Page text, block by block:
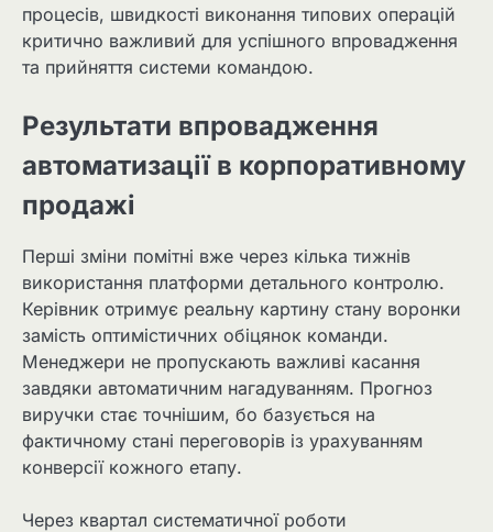
процесів, швидкості виконання типових операцій
критично важливий для успішного впровадження
та прийняття системи командою.
Результати впровадження
автоматизації в корпоративному
продажі
Перші зміни помітні вже через кілька тижнів
використання платформи детального контролю.
Керівник отримує реальну картину стану воронки
замість оптимістичних обіцянок команди.
Менеджери не пропускають важливі касання
завдяки автоматичним нагадуванням. Прогноз
виручки стає точнішим, бо базується на
фактичному стані переговорів із урахуванням
конверсії кожного етапу.
Через квартал систематичної роботи